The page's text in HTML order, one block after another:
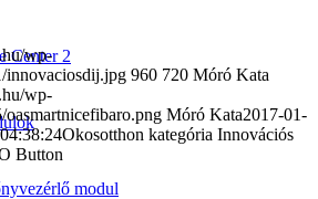
Center 2
modul
wp-
innovaciosdij.jpg 960 720 Móró Kata
wp-
oasmartnicefibaro.png Móró Kata2017-01-
Okosotthon kategória Innovációs
Button